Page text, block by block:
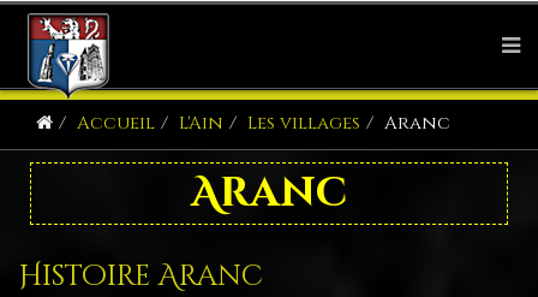
Accueil L'Ain Les villages Aranc
Aranc
Histoire Aranc